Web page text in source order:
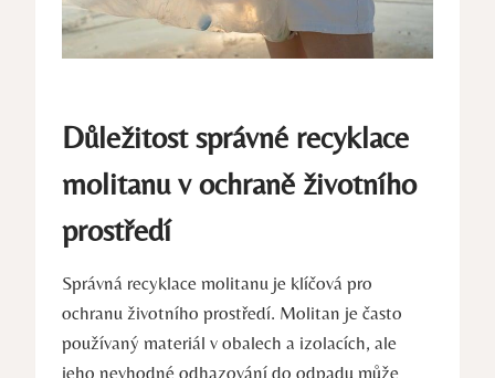
Důležitost správné recyklace
molitanu v ochraně životního
prostředí
Správná recyklace molitanu je klíčová pro
ochranu životního prostředí. Molitan je často
používaný materiál v obalech a izolacích, ale
jeho nevhodné odhazování do odpadu může